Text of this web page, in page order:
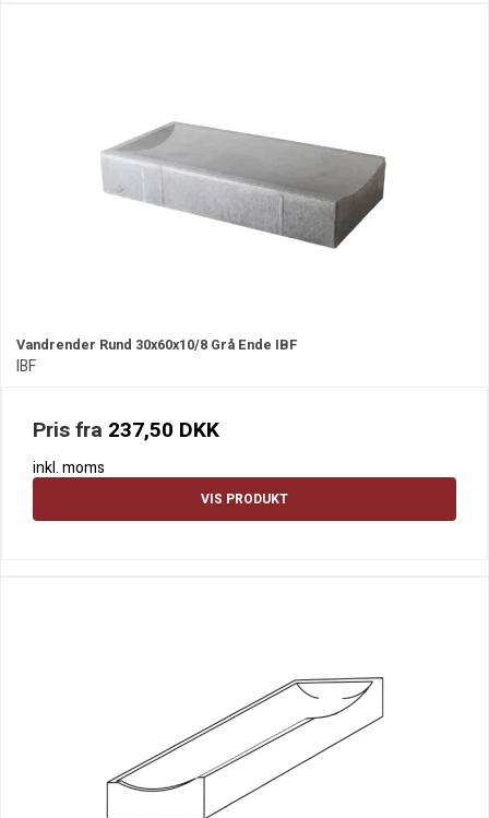
Vandrender Rund 30x60x10/8 Grå Ende IBF
IBF
Pris fra 237,50 DKK
inkl. moms
VIS PRODUKT